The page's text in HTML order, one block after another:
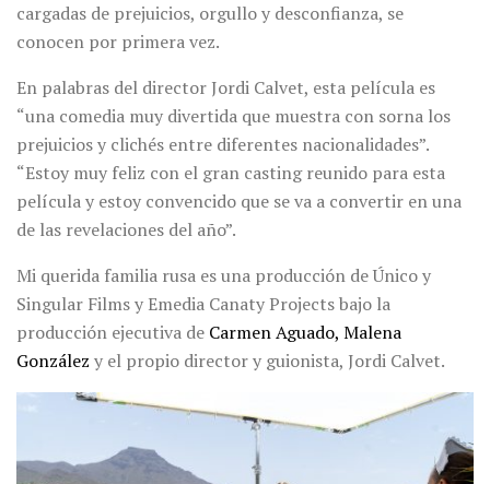
cargadas de prejuicios, orgullo y desconfianza, se
conocen por primera vez.
En palabras del director Jordi Calvet, esta película es
“una comedia muy divertida que muestra con sorna los
prejuicios y clichés entre diferentes nacionalidades”.
“Estoy muy feliz con el gran casting reunido para esta
película y estoy convencido que se va a convertir en una
de las revelaciones del año”.
Mi querida familia rusa es una producción de Único y
Singular Films y Emedia Canaty Projects bajo la
producción ejecutiva de Carmen Aguado, Malena
González y el propio director y guionista, Jordi Calvet.